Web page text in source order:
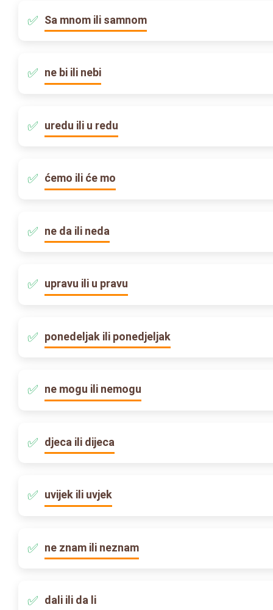
Sa mnom ili samnom
ne bi ili nebi
uredu ili u redu
ćemo ili će mo
ne da ili neda
upravu ili u pravu
ponedeljak ili ponedjeljak
ne mogu ili nemogu
djeca ili dijeca
uvijek ili uvjek
ne znam ili neznam
dali ili da li